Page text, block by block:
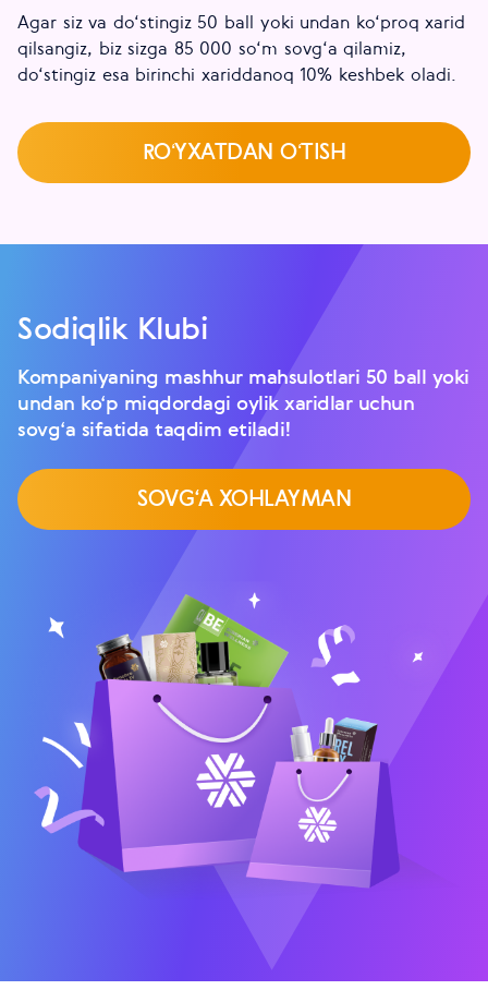
Agar siz va do‘stingiz 50 ball yoki undan ko‘proq xarid
qilsangiz, biz sizga 85 000 so‘m sovg‘a qilamiz,
do‘stingiz esa birinchi xariddanoq 10% keshbek oladi.
ROʻYXATDAN OʻTISH
Sodiqlik Klubi
Kompaniyaning mashhur mahsulotlari 50 ball yoki
undan ko‘p miqdordagi oylik xaridlar uchun
sovg‘a sifatida taqdim etiladi!
SOVG‘A XOHLAYMAN